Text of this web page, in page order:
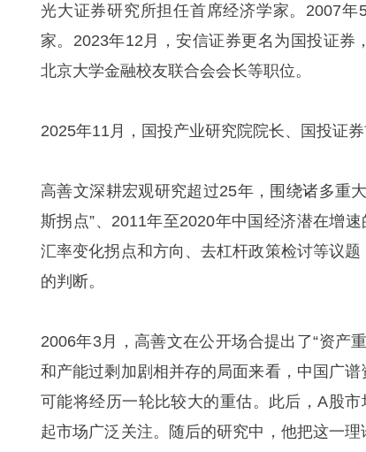
光大证券研究所担任首席经济学家。2007
家。2023年12月，安信证券更名为国投证券
北京大学金融校友联合会会长等职位。
2025年11月，国投产业研究院院长、国投证
高善文深耕宏观研究超过25年，围绕诸多重
斯拐点”、2011年至2020年中国经济潜在增
汇率变化拐点和方向、去杠杆政策检讨等议
的判断。
2006年3月，高善文在公开场合提出了“资产
和产能过剩加剧相并存的局面来看，中国广
可能将经历一轮比较大的重估。此后，A股市
起市场广泛关注。随后的研究中，他把这一